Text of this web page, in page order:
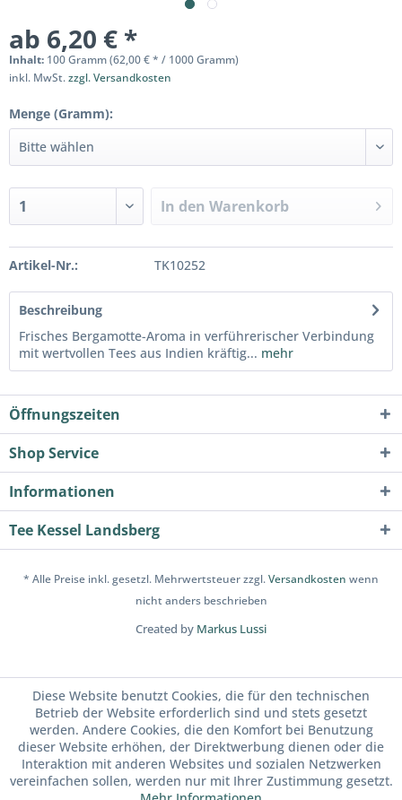
ab 6,20 € *
Inhalt: 100 Gramm (62,00 € * / 1000 Gramm)
inkl. MwSt.zzgl. Versandkosten
Menge (Gramm):
In den Warenkorb
Artikel-Nr.: TK10252
Beschreibung
Frisches Bergamotte-Aroma in verführerischer Verbindung
mit wertvollen Tees aus Indien kräftig... mehr
Öffnungszeiten
Shop Service
Informationen
Tee Kessel Landsberg
* Alle Preise inkl. gesetzl. Mehrwertsteuer zzgl.Versandkosten wenn
nicht anders beschrieben
Created by Markus Lussi
Diese Website benutzt Cookies, die für den technischen
Betrieb der Website erforderlich sind und stets gesetzt
werden. Andere Cookies, die den Komfort bei Benutzung
dieser Website erhöhen, der Direktwerbung dienen oder die
Interaktion mit anderen Websites und sozialen Netzwerken
vereinfachen sollen, werden nur mit Ihrer Zustimmung gesetzt.